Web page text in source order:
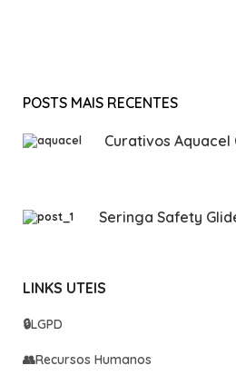
POSTS MAIS RECENTES
Curativos Aquacel
Seringa Safety
LINKS UTEIS
🔒LGPD
👥Recursos Humanos